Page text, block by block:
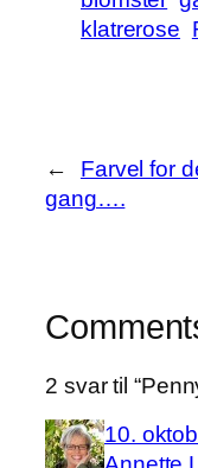
klatrerose
←
Farvel for
gang….
2 svar til
10.